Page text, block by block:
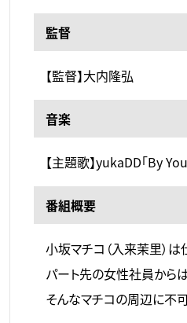
監督
【監督】大内隆弘
音楽
【主題歌】yukaDD「By
番組概要
小坂マチコ（入来茉里）
パート先の女性社員から
そんなマチコの周辺に不